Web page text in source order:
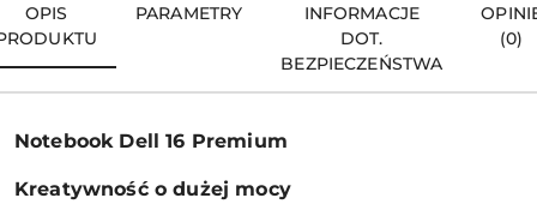
OPIS
PARAMETRY
INFORMACJE
DOT.
BEZPIECZEŃSTWA
(0)
Notebook Dell 16 Premium
Kreatywność o dużej mocy